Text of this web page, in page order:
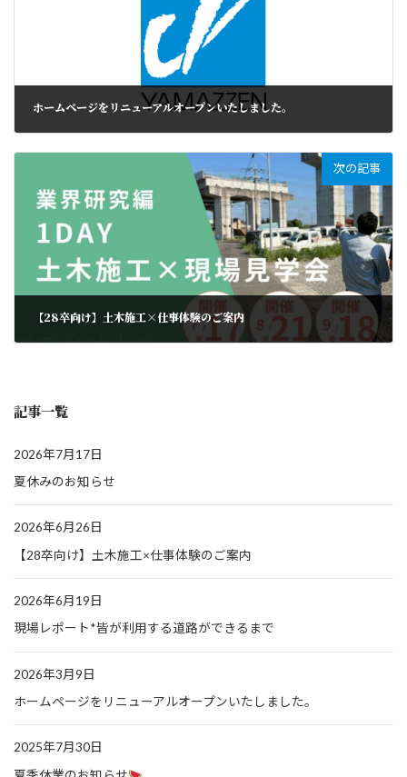
ホームページをリニューアルオープンいたしました。
次の記事
【28卒向け】土木施工×仕事体験のご案内
記事一覧
2026年7月17日
夏休みのお知らせ
2026年6月26日
【28卒向け】土木施工×仕事体験のご案内
2026年6月19日
現場レポート*皆が利用する道路ができるまで
2026年3月9日
ホームページをリニューアルオープンいたしました。
2025年7月30日